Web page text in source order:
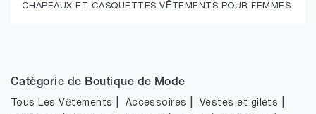
CHAPEAUX ET CASQUETTES VÊTEMENTS POUR FEMMES
Catégorie de Boutique de Mode
Tous Les Vêtements Accessoires Vestes et gilets